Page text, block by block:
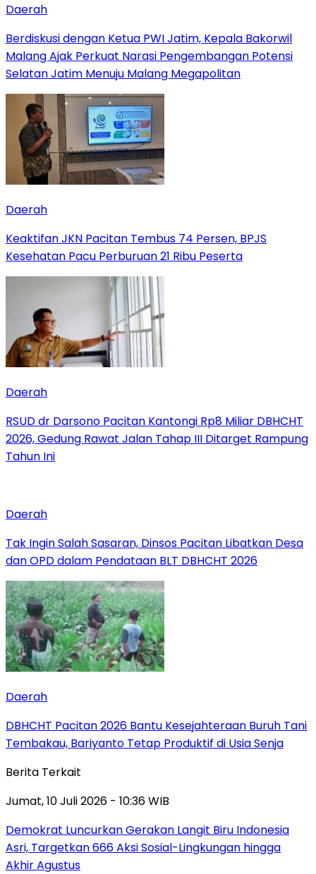
Daerah
Berdiskusi dengan Ketua PWI Jatim, Kepala Bakorwil
Malang Ajak Perkuat Narasi Pengembangan Potensi
Selatan Jatim Menuju Malang Megapolitan
Daerah
Keaktifan JKN Pacitan Tembus 74 Persen, BPJS
Kesehatan Pacu Perburuan 21 Ribu Peserta
Daerah
RSUD dr Darsono Pacitan Kantongi Rp8 Miliar DBHCHT
2026, Gedung Rawat Jalan Tahap III Ditarget Rampung
Tahun Ini
Daerah
Tak Ingin Salah Sasaran, Dinsos Pacitan Libatkan Desa
dan OPD dalam Pendataan BLT DBHCHT 2026
Daerah
DBHCHT Pacitan 2026 Bantu Kesejahteraan Buruh Tani
Tembakau, Bariyanto Tetap Produktif di Usia Senja
Berita Terkait
Jumat, 10 Juli 2026 - 10:36 WIB
Demokrat Luncurkan Gerakan Langit Biru Indonesia
Asri, Targetkan 666 Aksi Sosial-Lingkungan hingga
Akhir Agustus